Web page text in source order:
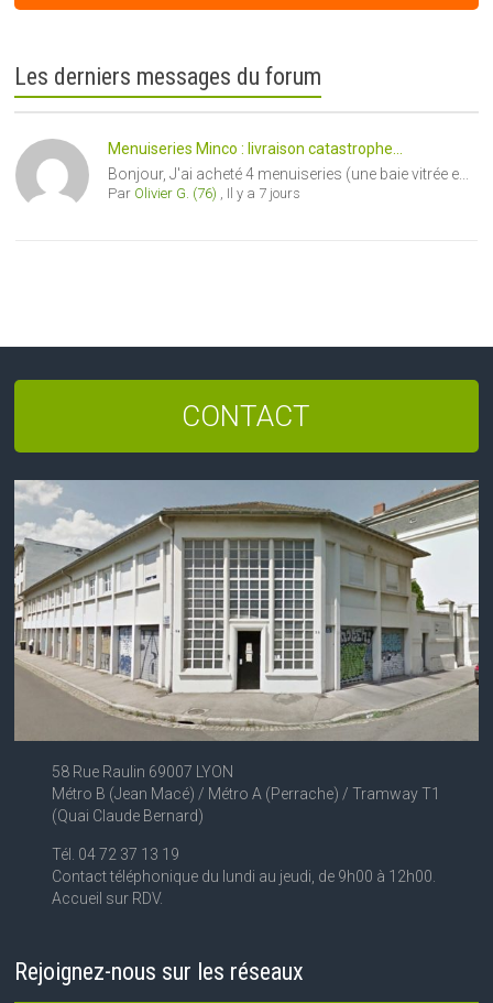
Les derniers messages du forum
Menuiseries Minco : livraison catastrophe...
Bonjour, J'ai acheté 4 menuiseries (une baie vitrée e...
Par Olivier G. (76) Il y a 7 jours
CONTACT
58 Rue Raulin 69007 LYON
Métro B (Jean Macé) / Métro A (Perrache) / Tramway T1
(Quai Claude Bernard)
Tél. 04 72 37 13 19
Contact téléphonique du lundi au jeudi, de 9h00 à 12h00.
Accueil sur RDV.
Rejoignez-nous sur les réseaux